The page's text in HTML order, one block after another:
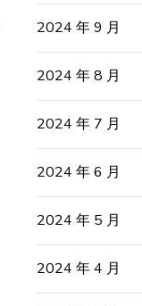
2024 年 9 月
2024 年 8 月
2024 年 7 月
2024 年 6 月
2024 年 5 月
2024 年 4 月